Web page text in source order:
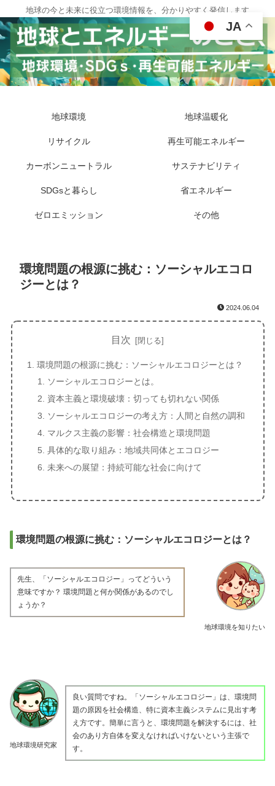
地球の今と未来に役立つ環境情報を、分かりやすく発信します
地球環境 地球温暖化
リサイクル 再生可能エネルギー
カーボンニュートラル サステナビリティ
SDGsと暮らし 省エネルギー
ゼロエミッション その他
環境問題の根源に挑む：ソーシャルエコロ
ジーとは？
2024.06.04
目次
環境問題の根源に挑む：ソーシャルエコロジーとは？
ソーシャルエコロジーとは。
資本主義と環境破壊：切っても切れない関係
ソーシャルエコロジーの考え方：人間と自然の調和
マルクス主義の影響：社会構造と環境問題
具体的な取り組み：地域共同体とエコロジー
未来への展望：持続可能な社会に向けて
環境問題の根源に挑む：ソーシャルエコロジーとは？
地球環境を知りたい
先生、「ソーシャルエコロジー」ってどういう
意味ですか？ 環境問題と何か関係があるのでし
ょうか？
地球環境研究家
良い質問ですね。「ソーシャルエコロジー」は、環境問
題の原因を社会構造、特に資本主義システムに見出す考
え方です。簡単に言うと、環境問題を解決するには、社
会のあり方自体を変えなければいけないという主張で
す。
JA